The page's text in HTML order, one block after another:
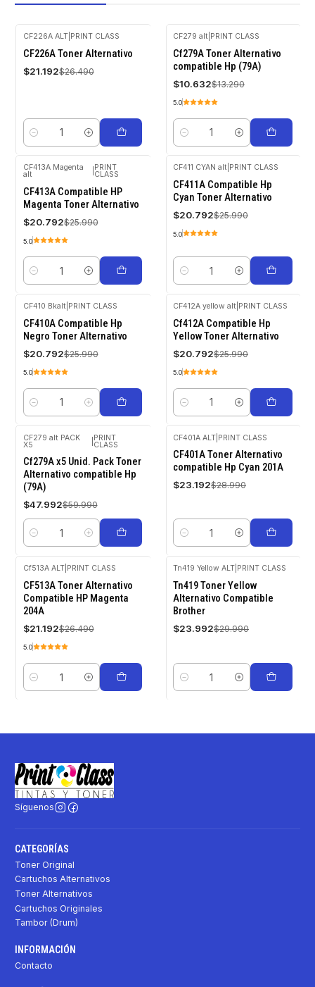
-20%
OFF
CF226A ALT| PRINT CLASS
CF226A Toner Alternativo
$21.192$26.490
Cantidad
-20%
OFF
CF279 alt PRINT CLASS
Cf279A Toner Alternativo
compatible Hp (79A)
$10.632$13.290
5.0
Cantidad
OFF
CF413A Magenta
alt
PRINT
CLASS
CF413A Compatible HP
Magenta Toner Alternativo
$20.792$25.990
5.0
Cantidad
-20%
OFF
CF411 CYAN alt PRINT CLASS
CF411A Compatible Hp
Cyan Toner Alternativo
$20.792$25.990
5.0
Cantidad
-20%
OFF
CF410 Bkalt| PRINT CLASS
CF410A Compatible Hp
Negro Toner Alternativo
$20.792$25.990
5.0
Cantidad
-20%
OFF
CF412A yellow alt PRINT CLASS
Cf412A Compatible Hp
Yellow Toner Alternativo
$20.792$25.990
5.0
Cantidad
OFF
CF279 alt PACK
X5
PRINT
CLASS
Cf279A x5 Unid. Pack Toner
Alternativo compatible Hp
(79A)
$47.992$59.990
Cantidad
-20%
OFF
CF401A ALT PRINT CLASS
CF401A Toner Alternativo
compatible Hp Cyan 201A
$23.192$28.990
Cantidad
-20%
OFF
Cf513A ALT| PRINT CLASS
CF513A Toner Alternativo
Compatible HP Magenta
204A
$21.192$26.490
5.0
Cantidad
-20%
OFF
Tn419 Yellow ALT PRINT CLASS
Tn419 Toner Yellow
Alternativo Compatible
Brother
$23.992$29.990
Cantidad
Síguenos
CATEGORÍAS
Toner Original
Cartuchos Alternativos
Toner Alternativos
Cartuchos Originales
Tambor (Drum)
INFORMACIÓN
Contacto